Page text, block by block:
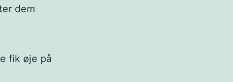
dem
fik øje på